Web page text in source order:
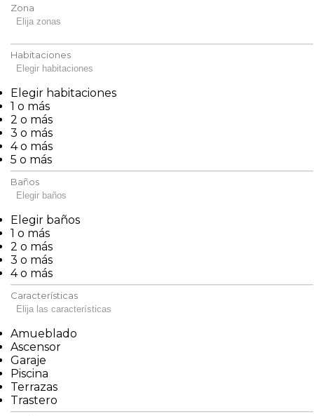
Zona
Elija zonas
Habitaciones
Elegir habitaciones
Elegir habitaciones
1 o más
2 o más
3 o más
4 o más
5 o más
Baños
Elegir baños
Elegir baños
1 o más
2 o más
3 o más
4 o más
Características
Elija las características
Amueblado
Ascensor
Garaje
Piscina
Terrazas
Trastero